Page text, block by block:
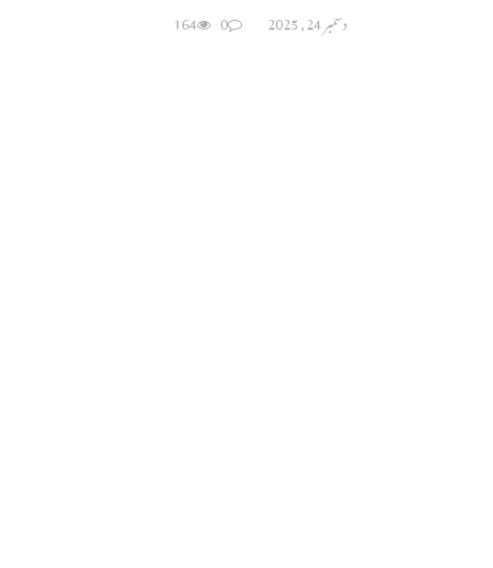
دسمبر 24, 2025 0
164